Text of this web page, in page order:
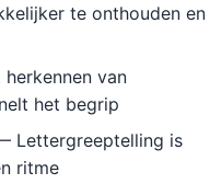
te onthouden en
van
het begrip
Lettergreeptelling is
ritme